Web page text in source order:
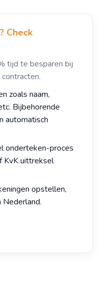
Check
tijd te besparen bij
zoals naam,
Bijbehorende
automatisch
onderteken-proces
KvK uittreksel
opstellen,